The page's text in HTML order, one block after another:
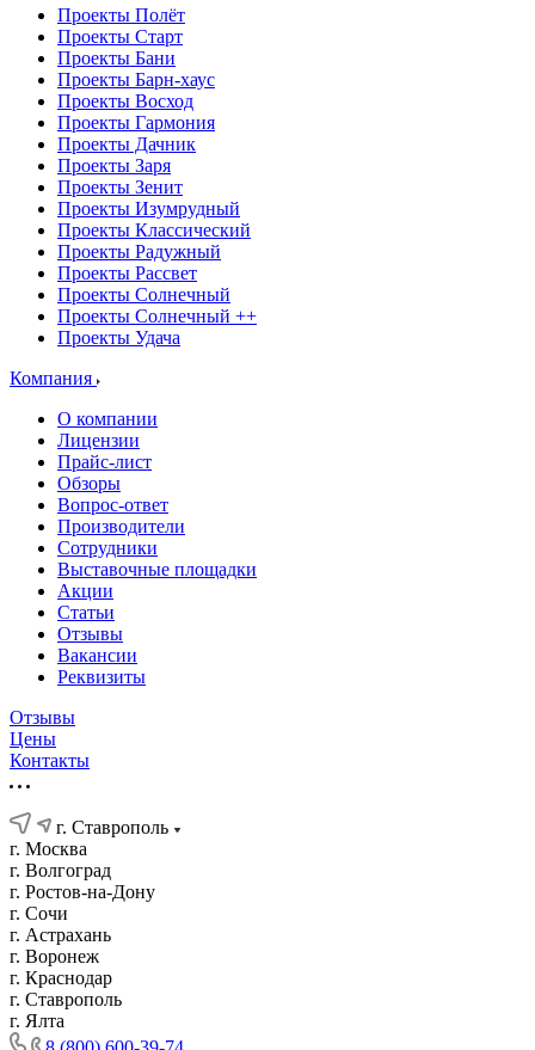
Проекты Полёт
Проекты Старт
Проекты Бани
Проекты Барн-хаус
Проекты Восход
Проекты Гармония
Проекты Дачник
Проекты Заря
Проекты Зенит
Проекты Изумрудный
Проекты Классический
Проекты Радужный
Проекты Рассвет
Проекты Солнечный
Проекты Солнечный ++
Проекты Удача
Компания
О компании
Лицензии
Прайс-лист
Обзоры
Вопрос-ответ
Производители
Сотрудники
Выставочные площадки
Акции
Статьи
Отзывы
Вакансии
Реквизиты
Отзывы
Цены
Контакты
г. Ставрополь
г. Москва
г. Волгоград
г. Ростов-на-Дону
г. Сочи
г. Астрахань
г. Воронеж
г. Краснодар
г. Ставрополь
г. Ялта